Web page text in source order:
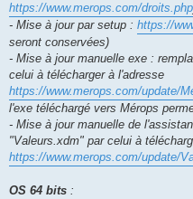
https://www.merops.com/droits.php
- Mise à jour par setup : https://
seront conservées)
- Mise à jour manuelle exe :
celui à télécharger à l'adresse
https://www.merops.com/update/
l'exe téléchargé vers Mérops
- Mise à jour manuelle de
"Valeurs.xdm" par celui à
https://www.merops.com/update/
OS 64 bits :